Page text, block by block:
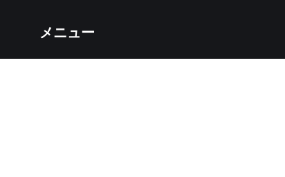
メニュー